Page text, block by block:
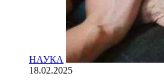
НАУКА
18.02.2025